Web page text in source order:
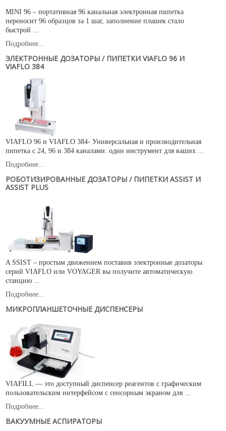
MINI 96 – портативная 96 канальная электронная пипетка
переносит 96 образцов за 1 шаг, заполнение плашек стало
быстрой ...
Подробнее...
ЭЛЕКТРОННЫЕ ДОЗАТОРЫ / ПИПЕТКИ VIAFLO 96 И
VIAFLO 384
VIAFLO 96 и VIAFLO 384- Универсальная и производительная
пипетка с 24, 96 и 384 каналами: один инструмент для ваших ...
Подробнее...
РОБОТИЗИРОВАННЫЕ ДОЗАТОРЫ / ПИПЕТКИ ASSIST И
ASSIST PLUS
A SSIST – простым движением поставив электронные дозаторы
серий VIAFLO или VOYAGER вы получите автоматическую
станцию ...
Подробнее...
МИКРОПЛАНШЕТОЧНЫЕ ДИСПЕНСЕРЫ
VIAFILL — это доступный диспенсер реагентов с графическим
пользовательским интерфейсом с сенсорным экраном для ...
Подробнее...
ВАКУУМНЫЕ АСПИРАТОРЫ